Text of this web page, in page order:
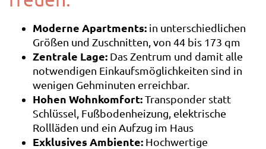
Moderne Apartments: in unterschiedlichen
Größen und Zuschnitten, von 44 bis 173 qm
Zentrale Lage: Das Zentrum und damit alle
notwendigen Einkaufsmöglichkeiten sind in
wenigen Gehminuten erreichbar.
Hohen Wohnkomfort: Transponder statt
Schlüssel, Fußbodenheizung, elektrische
Rollläden und ein Aufzug im Haus
Exklusives Ambiente: Hochwertige